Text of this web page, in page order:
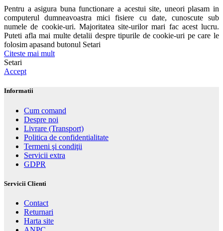
Pentru a asigura buna functionare a acestui site, uneori plasam in
computerul dumneavoastra mici fisiere cu date, cunoscute sub
numele de cookie-uri. Majoritatea site-urilor mari fac acest lucru.
Puteti afla mai multe detalii despre tipurile de cookie-uri pe care le
folosim apasand butonul Setari
Citeste mai mult
Setari
Accept
Informatii
Cum comand
Despre noi
Livrare (Transport)
Politica de confidentialitate
Termeni şi condiţii
Servicii extra
GDPR
Servicii Clienti
Contact
Returnari
Harta site